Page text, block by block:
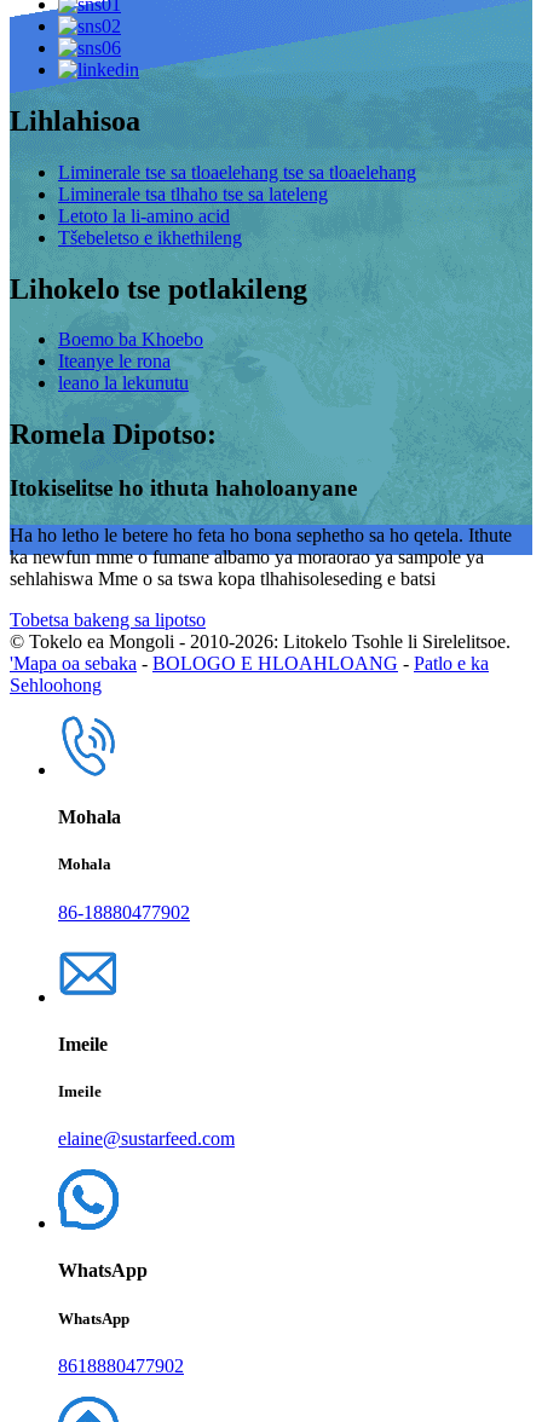
Lihlahisoa
Liminerale tse sa tloaelehang tse sa tloaelehang
Liminerale tsa tlhaho tse sa lateleng
Letoto la li-amino acid
Tšebeletso e ikhethileng
Lihokelo tse potlakileng
Boemo ba Khoebo
Iteanye le rona
leano la lekunutu
Romela Dipotso:
Itokiselitse ho ithuta haholoanyane
Ha ho letho le betere ho feta ho bona sephetho sa ho qetela. Ithute
ka newfun mme o fumane albamo ya moraorao ya sampole ya
sehlahiswa Mme o sa tswa kopa tlhahisoleseding e batsi
Tobetsa bakeng sa lipotso
© Tokelo ea Mongoli - 2010-2026: Litokelo Tsohle li Sirelelitsoe.
'Mapa oa sebaka - BOLOGO E HLOAHLOANG - Patlo e ka
Sehloohong
Mohala
Mohala
86-18880477902
Imeile
Imeile
elaine@sustarfeed.com
WhatsApp
WhatsApp
8618880477902